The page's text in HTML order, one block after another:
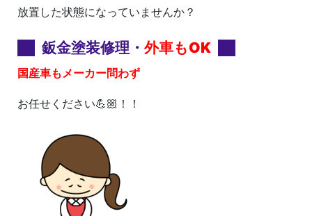
放置した状態になっていませんか？
鈑金塗装修理・ 外車もOK
国産車もメーカー問わず
お任せください💪🏼！！